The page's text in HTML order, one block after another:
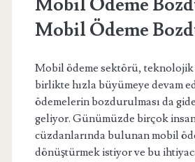
Mobil Ödeme
Mobil Ödeme
Mobil ödeme sektörü, teknolojik
birlikte hızla büyümeye devam
ödemelerin bozdurulması da
geliyor. Günümüzde birçok
cüzdanlarında bulunan mobil
dönüştürmek istiyor ve bu